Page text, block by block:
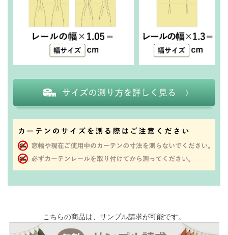
こちらの商品は、サンプル請求が可能です。